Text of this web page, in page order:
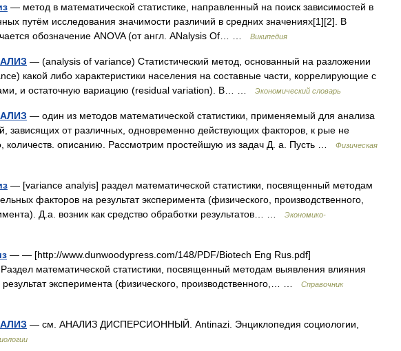
— метод в математической статистике, направленный на поиск зависимостей в
путём исследования значимости различий в средних значениях[1][2]. В
обозначение ANOVA (от англ. ANalysis Of… …
Википедия
— (analysis of variance) Статистический метод, основанный на разложении
какой либо характеристики населения на составные части, коррелирующие с
и остаточную вариацию (residual variation). В… …
Экономический словарь
— один из методов математической статистики, применяемый для анализа
зависящих от различных, одновременно действующих факторов, к рые не
количеств. описанию. Рассмотрим простейшую из задач Д. а. Пусть …
Физическая
— [variance analyis] раздел математической статистики, посвященный методам
факторов на результат эксперимента (физического, производственного,
Д.а. возник как средство обработки результатов… …
Экономико-
— — [http://www.dunwoodypress.com/148/PDF/Biotech Eng Rus.pdf]
математической статистики, посвященный методам выявления влияния
эксперимента (физического, производственного,… …
Справочник
— см. АНАЛИЗ ДИСПЕРСИОННЫЙ. Antinazi. Энциклопедия социологии,